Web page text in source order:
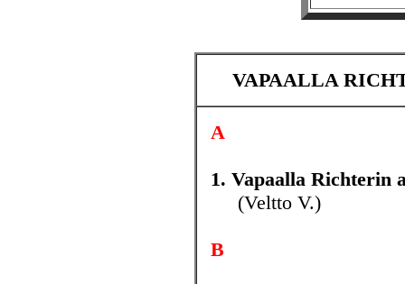
VAPAALLA
A
1. Vapaalla Richterin
(Veltto V.)
B